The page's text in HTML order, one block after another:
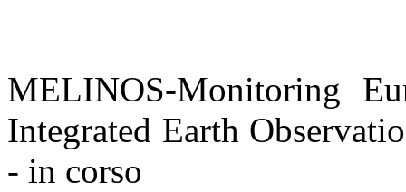
MELINOS-Monitoring
Integrated Earth
- in corso